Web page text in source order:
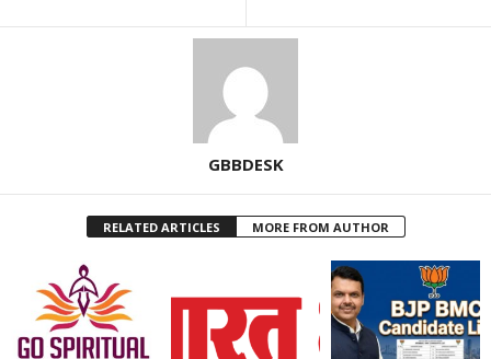
GBBDESK
RELATED ARTICLES MORE FROM AUTHOR